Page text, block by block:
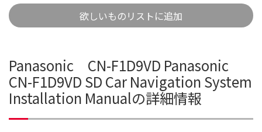
欲しいものリストに追加
Panasonic CN-F1D9VD Panasonic
CN-F1D9VD SD Car Navigation System
Installation Manualの詳細情報